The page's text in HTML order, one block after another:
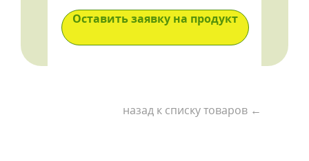
Оставить заявку на продукт
назад к списку товаров ←